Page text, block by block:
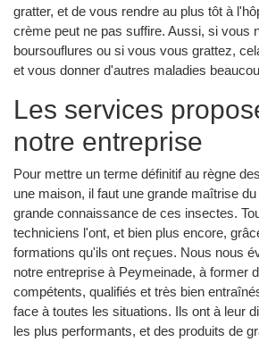
gratter, et de vous rendre au plus tôt à
crème peut ne pas suffire. Aussi, si vous
boursouflures ou si vous vous grattez,
et vous donner d'autres maladies
Les services
notre entreprise
Pour mettre un terme définitif au règne
une maison, il faut une grande maîtrise
grande connaissance de ces insectes.
techniciens l'ont, et bien plus encore,
formations qu'ils ont reçues. Nous nous
notre entreprise à Peymeinade, à former
compétents, qualifiés et très bien
face à toutes les situations. Ils ont à leur
les plus performants, et des produits de